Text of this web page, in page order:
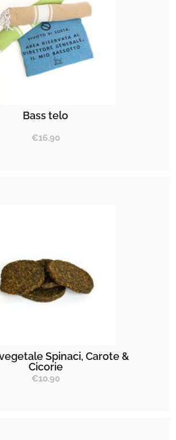
Bass telo
€16.90
Spinaci, Carote &
Cicorie
€10.90